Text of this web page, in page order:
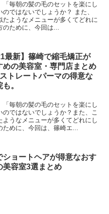
「毎朝の髪の毛のセットを楽にし
ではないでしょうか？ また、
ようなメニューが多くてどれに
のために、今回は...
最新】篠崎で縮毛矯正が
めの美容室・専門店まとめ
トレートパーマの得意な
。
「毎朝の髪の毛のセットを楽にし
ではないでしょうか？また、こ
うなメニューが多くてどれにし
めに、今回は、篠崎エ...
ショートヘアが得意なおす
美容室3選まとめ